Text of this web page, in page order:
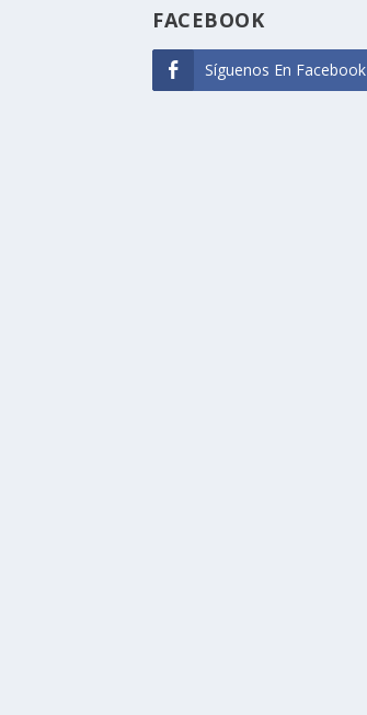
FACEBOOK
Síguenos En Facebook